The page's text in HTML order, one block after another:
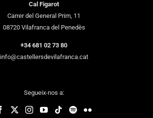
Cal Figarot
Carrer del General Prim, 11
08720 Vilafranca del Penedès
+34 681 02 73 80
info@castellersdevilafranca.cat
Segueix-nos a: